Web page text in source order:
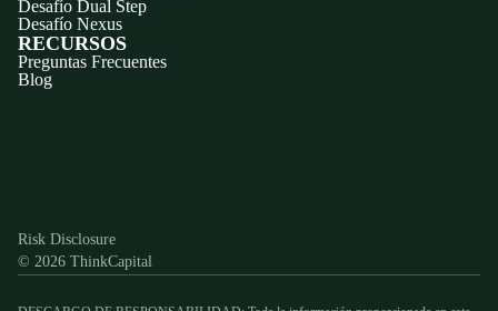
Desafío Dual Step
Desafío Nexus
RECURSOS
Preguntas Frecuentes
Blog
Risk Disclosure
© 2026 ThinkCapital